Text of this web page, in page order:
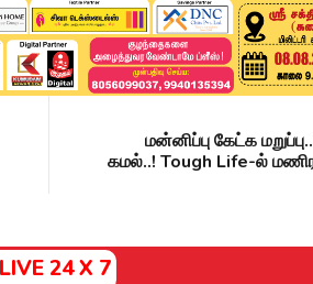
மன்னிப்பு கேட்க
கமல்..! Tough Life-ல்
LIVE 24 X 7